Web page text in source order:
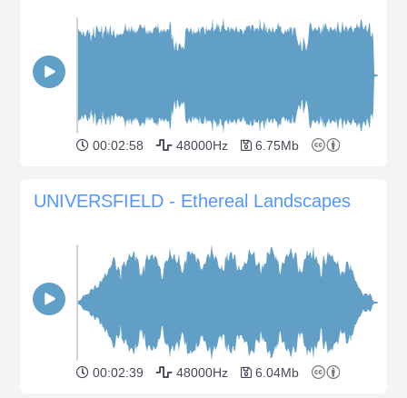
00:02:58 48000Hz 6.75Mb
UNIVERSFIELD - Ethereal Landscapes
00:02:39 48000Hz 6.04Mb